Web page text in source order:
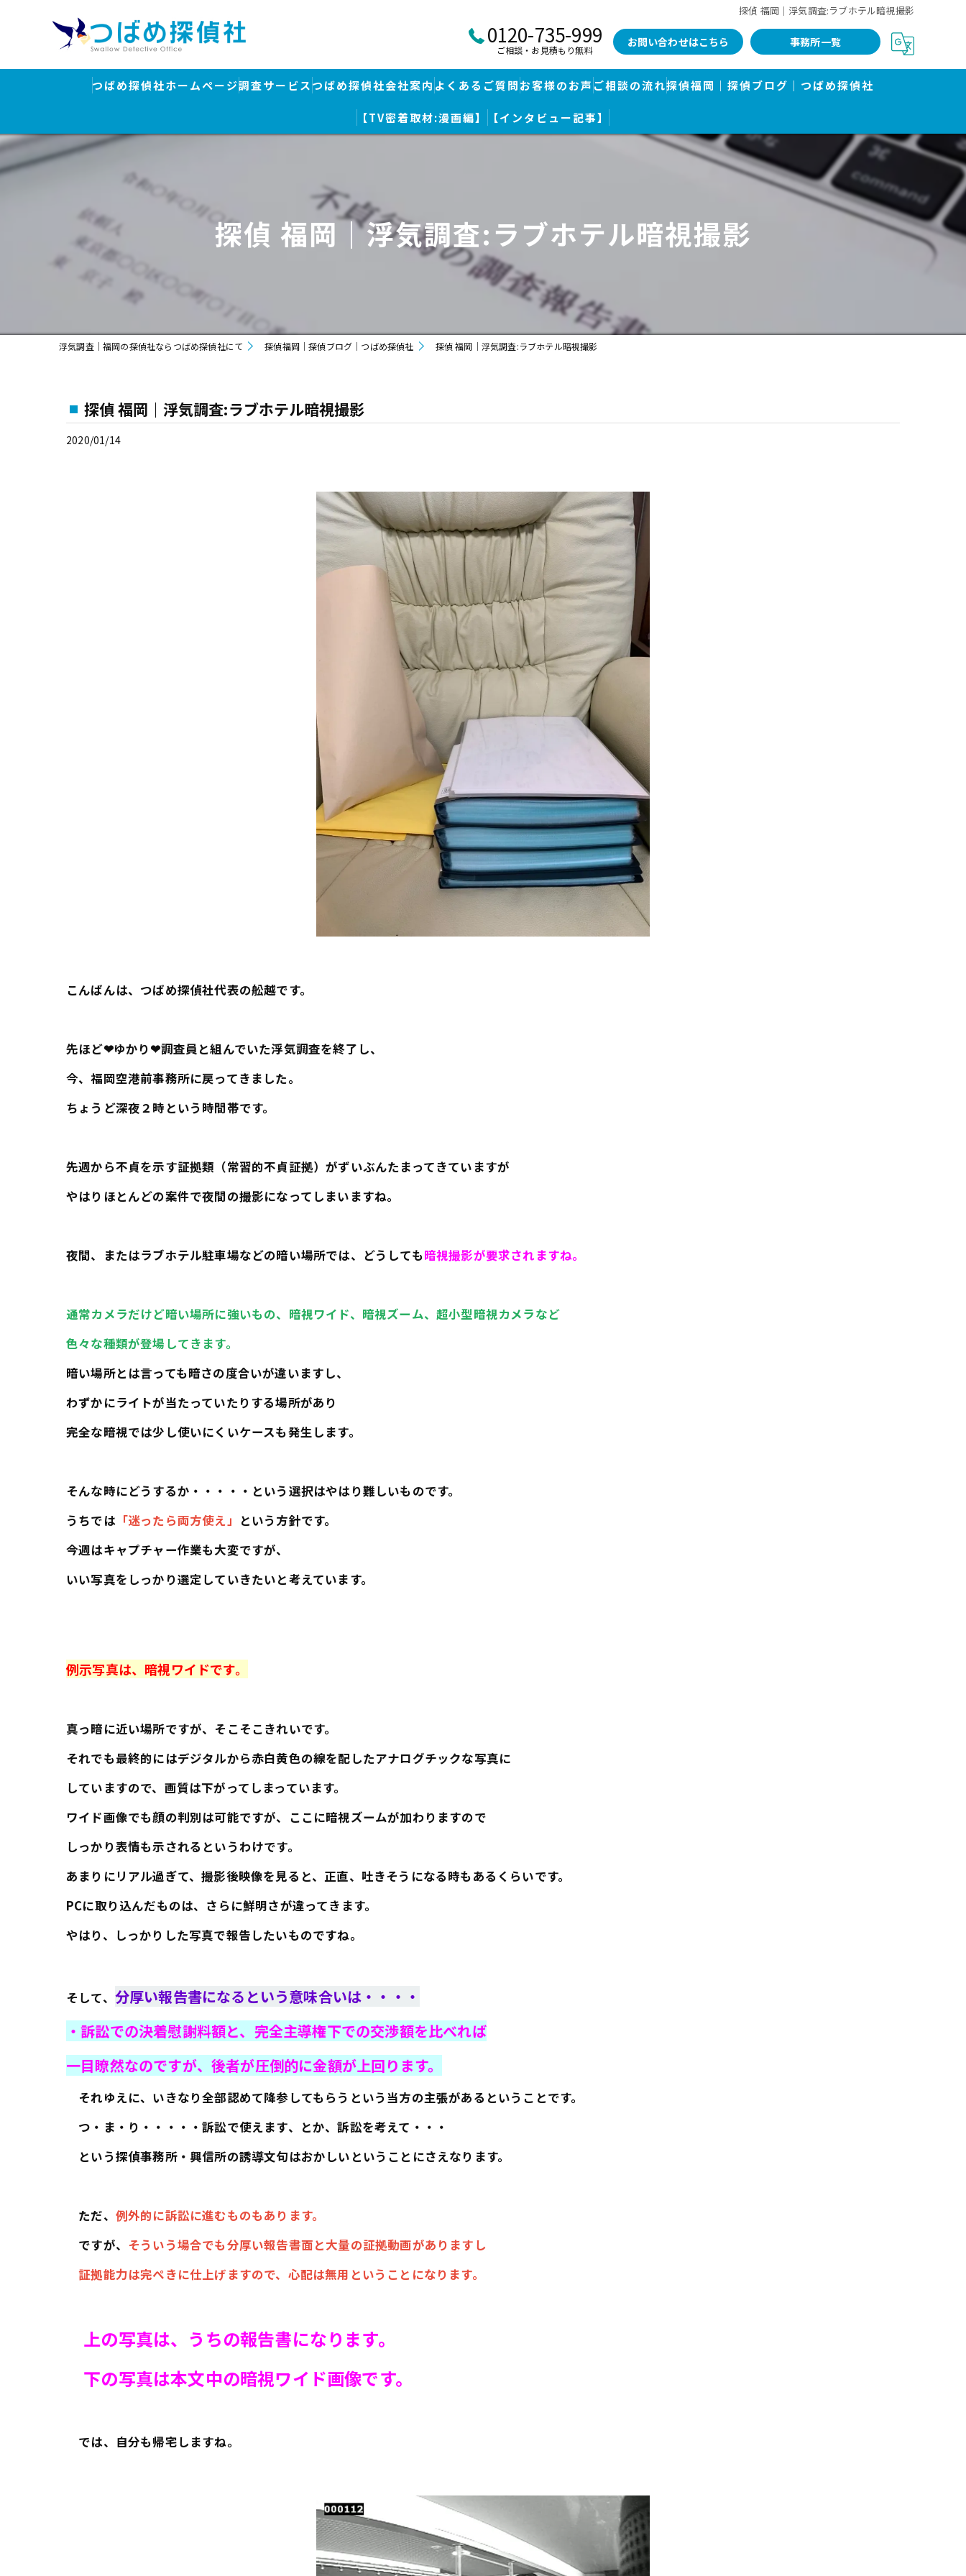
探偵 福岡｜浮気調査:ラブホテル暗視撮影
0120-735-999
ご相談・お見積もり無料
お問い合わせはこちら 事務所一覧
つばめ探偵社ホームページ調査サービス
浮気調査
行方調査・人探し
ストーカー対策
つばめ探偵社会社案内
つばめ探偵社｜福岡市博多区福岡空港前本部
つばめ探偵社 赤坂大手門事務所
久留米つばめ探偵社｜西鉄久留米駅より徒歩圏内｜分厚い証拠満載報告書で有名
よくあるご質問お客様のお声 ご相談の流れ探偵福岡｜探偵ブログ｜つばめ探偵社
【TV密着取材:漫画編】 【インタビュー記事】
探偵 福岡｜浮気調査:ラブホテル暗視撮影
浮気調査｜福岡の探偵社ならつばめ探偵社にて 探偵福岡｜探偵ブログ｜つばめ探偵社 探偵 福岡｜浮気調査:ラブホテル暗視撮影
探偵 福岡｜浮気調査:ラブホテル暗視撮影
2020/01/14
こんばんは、つばめ探偵社代表の舩越です。
先ほど❤ゆかり❤調査員と組んでいた浮気調査を終了し、
今、福岡空港前事務所に戻ってきました。
ちょうど深夜２時という時間帯です。
先週から不貞を示す証拠類（常習的不貞証拠）がずいぶんたまってきていますが
やはりほとんどの案件で夜間の撮影になってしまいますね。
夜間、またはラブホテル駐車場などの暗い場所では、どうしても暗視撮影が要求されますね。
通常カメラだけど暗い場所に強いもの、暗視ワイド、暗視ズーム、超小型暗視カメラなど
色々な種類が登場してきます。
暗い場所とは言っても暗さの度合いが違いますし、
わずかにライトが当たっていたりする場所があり
完全な暗視では少し使いにくいケースも発生します。
そんな時にどうするか・・・・・という選択はやはり難しいものです。
うちでは「迷ったら両方使え」 という方針です。
今週はキャプチャー作業も大変ですが、
いい写真をしっかり選定していきたいと考えています。
例示写真は、暗視ワイドです。
真っ暗に近い場所ですが、そこそこきれいです。
それでも最終的にはデジタルから赤白黄色の線を配したアナログチックな写真に
していますので、画質は下がってしまっています。
ワイド画像でも顔の判別は可能ですが、ここに暗視ズームが加わりますので
しっかり表情も示されるというわけです。
あまりにリアル過ぎて、撮影後映像を見ると、正直、吐きそうになる時もあるくらいです。
PCに取り込んだものは、さらに鮮明さが違ってきます。
やはり、しっかりした写真で報告したいものですね。
そして、 分厚い報告書になるという意味合いは・・・・
・訴訟での決着慰謝料額と、完全主導権下での交渉額を比べれば
一目瞭然なのですが、 後者が圧倒的に金額が上回ります。
それゆえに、いきなり全部認めて降参してもらうという当方の主張があるということです。
つ・ま・り・・・・・訴訟で使えます、とか、訴訟を考えて・・・
という探偵事務所・興信所の誘導文句はおかしいということにさえなります。
ただ、 例外的に訴訟に進むものもあります。
ですが、 そういう場合でも分厚い報告書面と大量の証拠動画がありますし
証拠能力は完ぺきに仕上げますので、心配は無用ということになります。
上の写真は、うちの報告書になります。
下の写真は本文中の暗視ワイド画像です。
では、自分も帰宅しますね。